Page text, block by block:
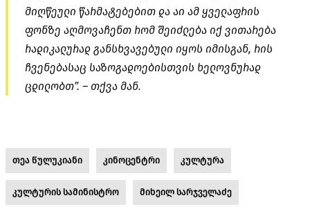
მიღწეული წარმატებებით და აი ამ ყველაფრის
ფონზე აღმოვაჩენთ რომ შეიძლება იქ ვითარება
რადიკალურად განსხვავებული იყოს იმისგან, რის
ჩვენებასაც საზოგადოებისთვის ხელოვნურად
ცდილობთ”. – თქვა მან.
თეა წულუკიანი კინოცენტრი კულტურა
კულტურის სამინისტრო მიხეილ სარჯველაძე